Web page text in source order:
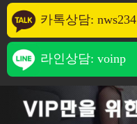
카톡상담: nws234
라인상담: voinp